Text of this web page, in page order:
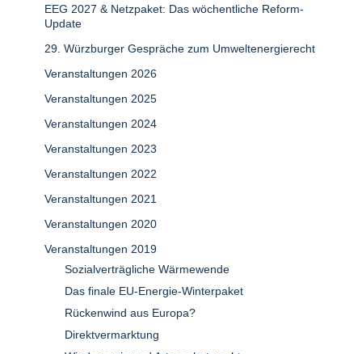
EEG 2027 & Netzpaket: Das wöchentliche Reform-
Update
29. Würzburger Gespräche zum Umweltenergierecht
Veranstaltungen 2026
Veranstaltungen 2025
Veranstaltungen 2024
Veranstaltungen 2023
Veranstaltungen 2022
Veranstaltungen 2021
Veranstaltungen 2020
Veranstaltungen 2019
Sozialverträgliche Wärmewende
Das finale EU-Energie-Winterpaket
Rückenwind aus Europa?
Direktvermarktung